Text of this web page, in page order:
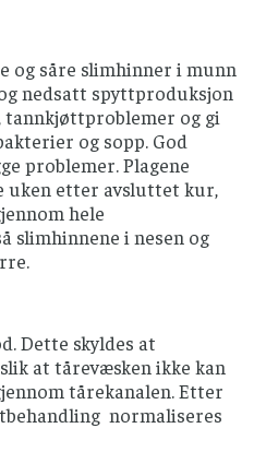
og såre slimhinner i munn
nedsatt spyttproduksjon
og gi
og sopp. God
problemer. Plagene
uken etter avsluttet kur,
hele
slimhinnene i nesen og
Dette skyldes at
at tårevæsken ikke kan
tårekanalen. Etter
normaliseres